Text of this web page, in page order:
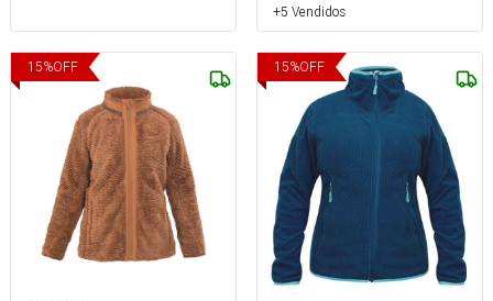
+5 Vendidos
15%OFF 15%OFF